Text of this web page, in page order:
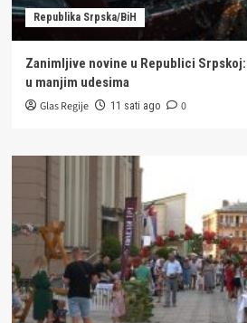
Republika Srpska/BiH
Zanimljive novine u Republici
u manjim udesima
Glas Regije 11 sati ago 0